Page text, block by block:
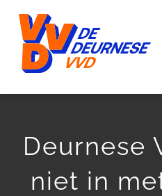
inhoud
VERKIEZINGSPROGRAMMA
ONZE MENSEN
Deurnese
niet in